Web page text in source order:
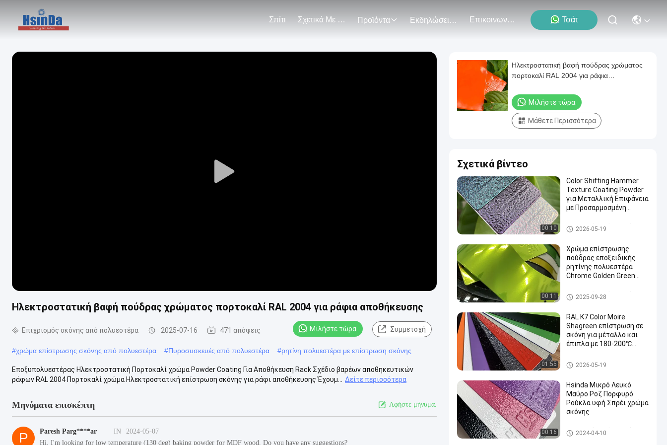
Σπίτι Σχετικά Με Εμάς Προϊόντα Εκδηλώσεις Επικοινωνήστε Μαζί Μας Τσάτ
Play
Ηλεκτροστατική βαφή πούδρας χρώματος πορτοκαλί RAL 2004 για ράφια αποθήκευσης
Επιχρισμός σκόνης από πολυεστέρα 2025-07-16 471 απόψεις Μιλήστε τώρα. Συμμετοχή
#χρώμα επίστρωσης σκόνης από πολυεστέρα #Πυροσυσκευές από πολυεστέρα #ρητίνη πολυεστέρα με επίστρωση σκόνης
Εποξυπολυεστέρας Ηλεκτροστατική Πορτοκαλί χρώμα Powder Coating Για Αποθήκευση Rack Σχέδιο βαρέων αποθηκευτικών
ράφων RAL 2004 Πορτοκαλί χρώμα Ηλεκτροστατική επίστρωση σκόνης για ράφι αποθήκευσης Έχουμ...
Δείτε περισσότερα
Μηνύματα επισκέπτη Αφήστε μήνυμα.
P Paresh Parg****ar IN
2024-05-07
Hi, I'm looking for low temperature (130 deg) baking powder for MDF wood. Do you have any suggestions?
Ηλεκτροστατική βαφή πούδρας χρώματος
πορτοκαλί RAL 2004 για ράφια
Μιλήστε τώρα.
Μάθετε Περισσότερα
Σχετικά βίντεο
00:10
Color Shifting Hammer
Texture Coating Powder
για Μεταλλική Επιφάνεια
με Προσαρμοσμένη
Επιχρισμός σκόνης από πολυ
εστέρα
2026-05-19
00:11
Χρώμα επίστρωσης
πούδρας εποξειδικής
ρητίνης πολυεστέρα
Chrome Golden Green
Επιχρισμός σκόνης από πολυ
εστέρα
2025-09-28
01:55
RAL K7 Color Moire
Shagreen επίστρωση σε
σκόνη για μέταλλο και
έπιπλα με 180-200℃
ηλεκτροστατική βαφή
ψεκασμού
Θερμοστεκτική επίστρωση
σκόνης
2026-05-19
00:16
Hsinda Μικρό Λευκό
Μαύρο Ροζ Πορφυρό
Ρούκλα υφή Σπρέι χρώμα
σκόνης
Επιχρισμός σκόνης από πολυ
εστέρα
2024-04-10